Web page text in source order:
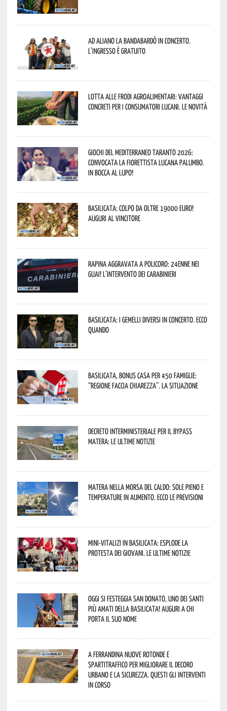
Ad Aliano la Bandabardò in concerto.
L’ingresso è gratuito
Lotta alle frodi agroalimentari: vantaggi
concreti per i consumatori lucani. Le novità
Giochi del Mediterraneo Taranto 2026:
convocata la fiorettista lucana Palumbo.
In bocca al lupo!
Basilicata: colpo da oltre 19000 Euro!
Auguri al vincitore
Rapina aggravata a Policoro: 24enne nei
guai! L’intervento dei Carabinieri
Basilicata: i Gemelli DiVersi in concerto. Ecco
quando
Basilicata, Bonus casa per 450 famiglie:
“Regione faccia chiarezza”. La situazione
Decreto interministeriale per il Bypass
Matera: le ultime notizie
Matera nella morsa del caldo: sole pieno e
temperature in aumento. Ecco le previsioni
Mini-vitalizi in Basilicata: esplode la
protesta dei giovani. Le ultime notizie
Oggi si festeggia San Donato, uno dei Santi
più amati della Basilicata! Auguri a chi
porta il suo nome
A Ferrandina nuove rotonde e
spartitraffico per migliorare il decoro
urbano e la sicurezza. Questi gli interventi
in corso